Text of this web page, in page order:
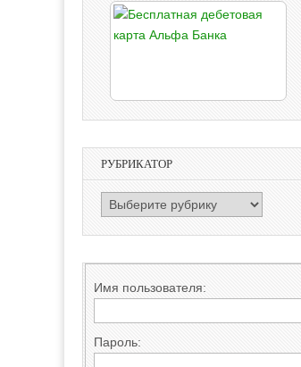
РУБРИКАТОР
РУБРИКАТОР
Имя пользователя:
Пароль: